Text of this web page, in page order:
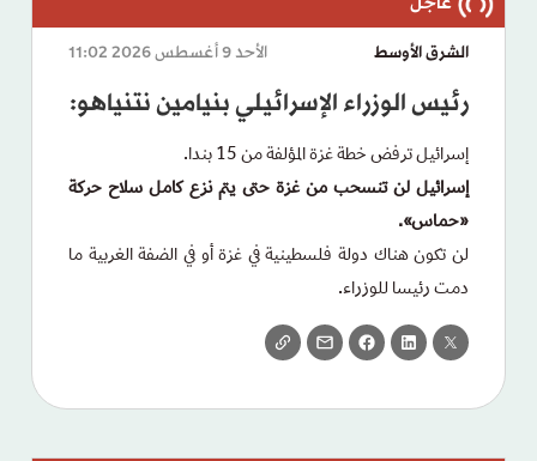
الأحد 9 أغسطس 2026 11:02 الشرق الأوسط
رئيس الوزراء الإسرائيلي بنيامين نتنياهو:
إسرائيل ترفض خطة غزة المؤلفة من 15 بندا.
إسرائيل لن تنسحب من غزة حتى يتم نزع كامل سلاح حركة
«حماس».
لن تكون هناك دولة فلسطينية في غزة أو في الضفة الغربية ما
دمت رئيسا للوزراء.